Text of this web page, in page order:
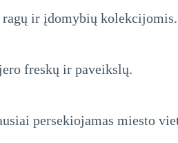
ir įdomybių kolekcijomis.
freskų ir paveikslų.
persekiojamas miesto